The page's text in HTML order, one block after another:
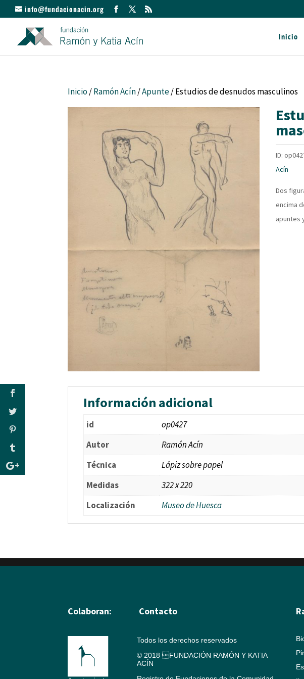
info@fundacionacin.org
Inicio
Inicio/Ramón Acín/Apunte/ Estudios de desnudos masculinos
ID:
Acín
Dos
encima
apuntes
Información adicional
id
op0427
Autor
Ramón Acín
Técnica
Lápiz sobre papel
Medidas
322 x 220
Localización
Museo de Huesca
Colaboran: Contacto
Todos los derechos reservados
© 2018 FUNDACIÓN RAMÓN Y KATIA
ACÍN